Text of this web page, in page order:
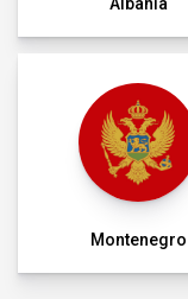
Albania
Montenegro